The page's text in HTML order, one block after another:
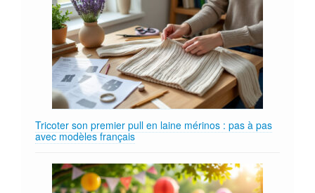
Tricoter son premier pull en laine mérinos : pas à pas
avec modèles français